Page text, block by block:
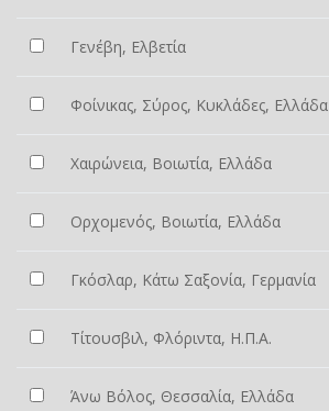
Γενέβη, Ελβετία
Φοίνικας, Σύρος, Κυκλάδες, Ελλάδα
Χαιρώνεια, Βοιωτία, Ελλάδα
Ορχομενός, Βοιωτία, Ελλάδα
Γκόσλαρ, Κάτω Σαξονία, Γερμανία
Τίτουσβιλ, Φλόριντα, Η.Π.Α.
Άνω Βόλος, Θεσσαλία, Ελλάδα